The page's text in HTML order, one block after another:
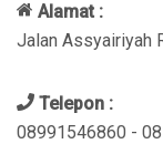
Alamat :
Jalan Assyairiyah
Telepon :
08991546860 -